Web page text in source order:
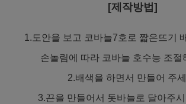
[제작방법]
1.도안을 보고 코바늘7호로 짧은뜨기
손놀림에 따라 코바늘 호수능 조절
2.배색을 하면서 만들어 주
3.끈을 만들어서 돗바늘로 달아주